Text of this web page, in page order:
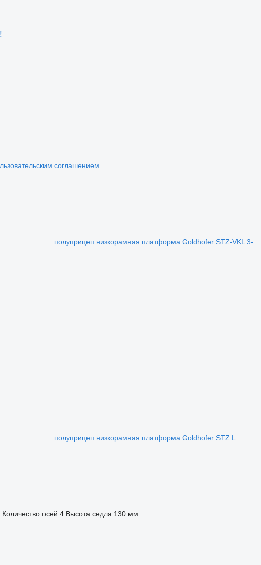
соглашением
полуприцеп низкорамная платформа Goldhofer STZ-VKL 3-
полуприцеп низкорамная платформа Goldhofer STZ L
Количество осей 4 Высота седла 130 мм